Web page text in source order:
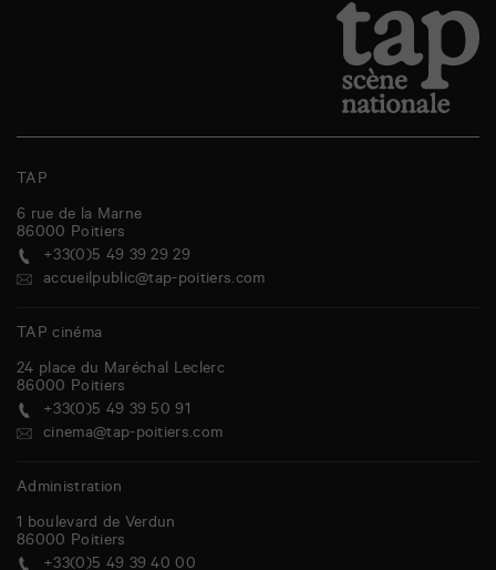
TAP
6 rue de la Marne
86000 Poitiers
+33(0)5 49 39 29 29
accueilpublic@tap-poitiers.com
TAP cinéma
24 place du Maréchal Leclerc
86000 Poitiers
+33(0)5 49 39 50 91
cinema@tap-poitiers.com
Administration
1 boulevard de Verdun
86000 Poitiers
+33(0)5 49 39 40 00